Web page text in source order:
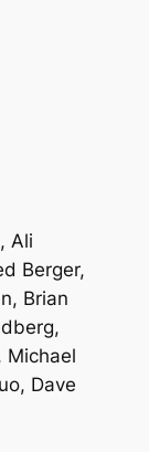
Ali
Berger,
Brian
Michael
Dave